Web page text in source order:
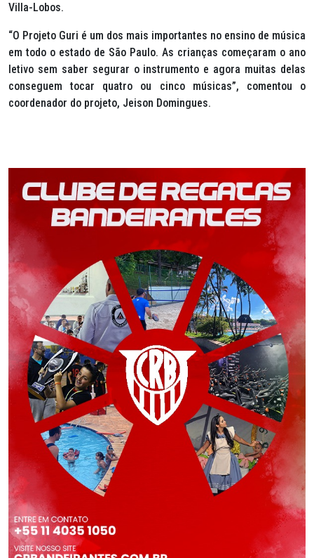
Villa-Lobos.
“O Projeto Guri é um dos mais importantes no ensino de música
em todo o estado de São Paulo. As crianças começaram o ano
letivo sem saber segurar o instrumento e agora muitas delas
conseguem tocar quatro ou cinco músicas”, comentou o
coordenador do projeto, Jeison Domingues.